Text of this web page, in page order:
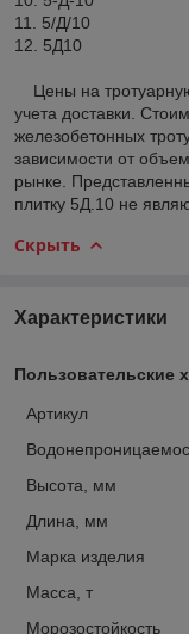
11. 5/Д/10
12. 5Д10
Цены на
учета доставки.
железобетонных
зависимости от
рынке.
плитку 5Д.10 не
Скрыть
Характеристики
Пользовательские
Артикул
Высота, мм
Длина, мм
Марка изделия
Масса, т
Морозостойкость